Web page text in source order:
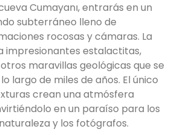
Cumayanı, entrarás en un
subterráneo lleno de
rocosas y cámaras. La
impresionantes estalactitas,
maravillas geológicas que se
largo de miles de años. El único
crean una atmósfera
en un paraíso para los
y los fotógrafos.